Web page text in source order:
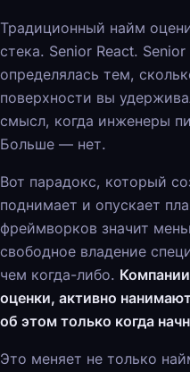
Традиционный найм
стека. Senior React.
определялась тем,
поверхности вы
смысл, когда инженеры
Больше — нет.
Вот парадокс, который
поднимает и опускает
фреймворков значит
свободное владение
чем когда-либо.
оценки, активно
об этом только когда
Это меняет не только